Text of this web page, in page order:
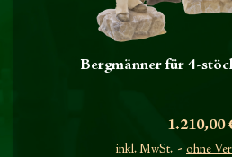
Bergmänner für 4-
Preis
1.210,00
inkl. MwSt. ohne